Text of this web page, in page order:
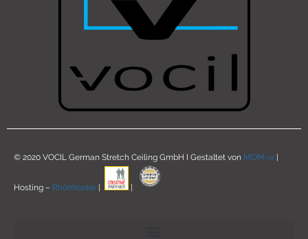
© 2020 VOCIL German Stretch Ceiling GmbH I Gestaltet von MOM-ix
Hosting – Rhönhoster